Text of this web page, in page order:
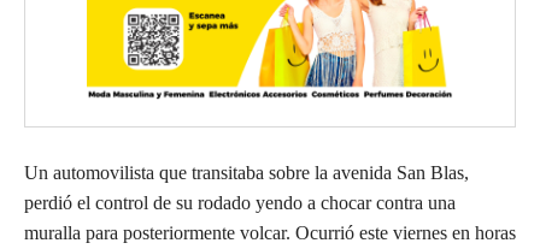
Un automovilista que transitaba sobre la avenida San Blas,
perdió el control de su rodado yendo a chocar contra una
muralla para posteriormente volcar. Ocurrió este viernes en horas